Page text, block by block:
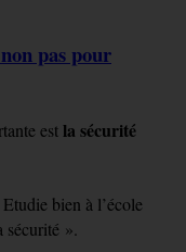
pas pour
est la sécurité
bien à l’école
».